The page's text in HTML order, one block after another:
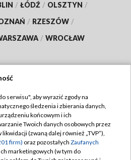
/ ŁÓDŹ / OLSZTYN /
/ RZESZÓW /
/ WROCŁAW
TVP
TVP
prywatności
serwisu", aby wyrazić zgody na
śledzenia i zbierania danych,
końcowym i ich
Twoich danych osobowych przez
likwidacji (zwaną dalej również „TVP”),
firm) oraz pozostałych Zaufanych
marketingowych (w tym do